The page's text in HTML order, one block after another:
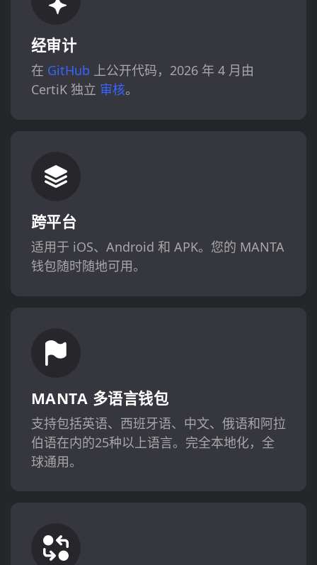
经审计
在 GitHub 上公开代码，2026 年 4 月由
CertiK 独立 审核。
跨平台
适用于 iOS、Android 和 APK。您的 MANTA
钱包随时随地可用。
MANTA 多语言钱包
支持包括英语、西班牙语、中文、俄语和阿拉
伯语在内的25种以上语言。完全本地化，全
球通用。